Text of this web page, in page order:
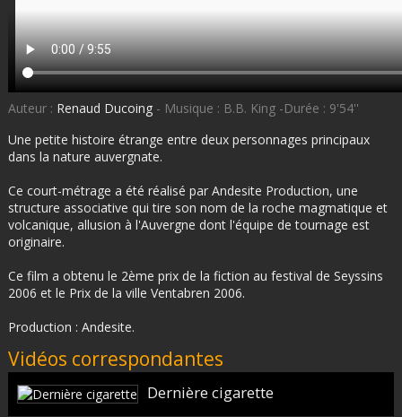
Auteur : Renaud Ducoing- Musique : B.B. King -Durée : 9'54''
Une petite histoire étrange entre deux personnages principaux
dans la nature auvergnate.
Ce court-métrage a été réalisé par Andesite Production, une
structure associative qui tire son nom de la roche magmatique et
volcanique, allusion à l'Auvergne dont l'équipe de tournage est
originaire.
Ce film a obtenu le 2ème prix de la fiction au festival de Seyssins
2006 et le Prix de la ville Ventabren 2006.
Production : Andesite.
Vidéos correspondantes
Dernière cigarette